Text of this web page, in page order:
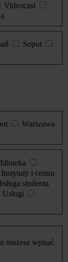
Videocast
Sopot
Warszawa
Instytuty i centra
studenta
Usługi
możesz wpisać